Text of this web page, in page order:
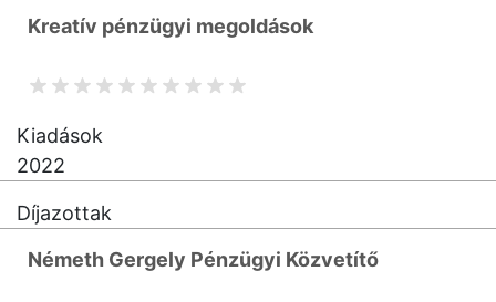
Kreatív pénzügyi megoldások
Kiadások
2022
Díjazottak
Németh Gergely Pénzügyi Közvetítő